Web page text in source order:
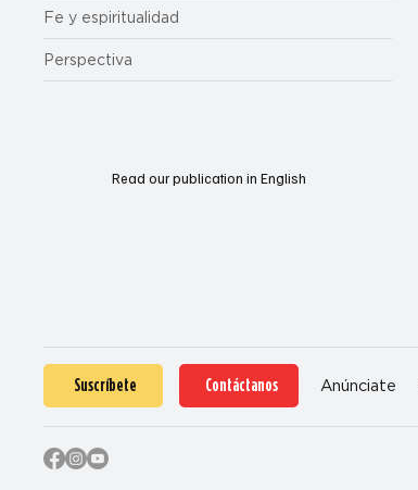
Fe y espiritualidad
Perspectiva
Read our publication in English
Suscríbete Contáctanos Anúnciate